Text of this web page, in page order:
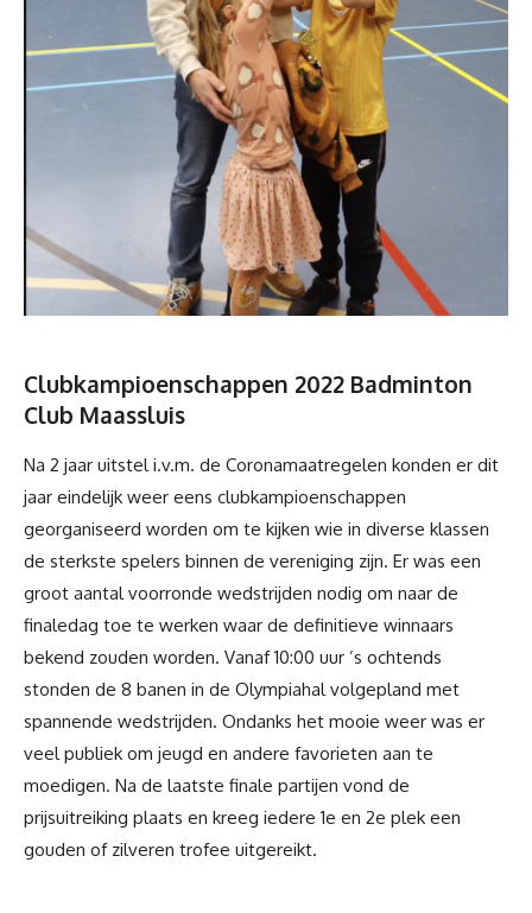
Clubkampioenschappen 2022 Badminton
Club Maassluis
Na 2 jaar uitstel i.v.m. de Coronamaatregelen konden er dit
jaar eindelijk weer eens clubkampioenschappen
georganiseerd worden om te kijken wie in diverse klassen
de sterkste spelers binnen de vereniging zijn. Er was een
groot aantal voorronde wedstrijden nodig om naar de
finaledag toe te werken waar de definitieve winnaars
bekend zouden worden. Vanaf 10:00 uur ’s ochtends
stonden de 8 banen in de Olympiahal volgepland met
spannende wedstrijden. Ondanks het mooie weer was er
veel publiek om jeugd en andere favorieten aan te
moedigen. Na de laatste finale partijen vond de
prijsuitreiking plaats en kreeg iedere 1e en 2e plek een
gouden of zilveren trofee uitgereikt.